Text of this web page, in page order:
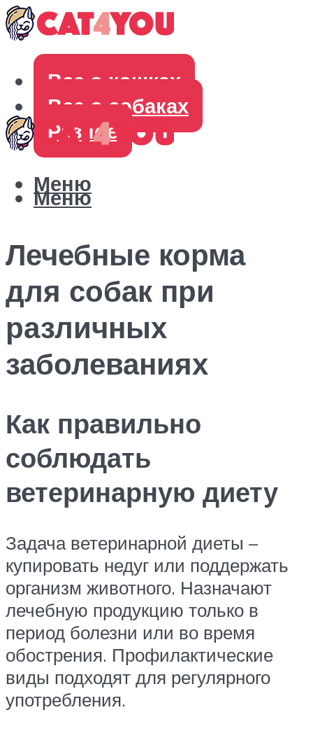
Все о кошках
Все о собаках
Разное
Меню
Меню
Лечебные корма
для собак при
различных
заболеваниях
Как правильно
соблюдать
ветеринарную диету
Задача ветеринарной диеты –
купировать недуг или поддержать
организм животного. Назначают
лечебную продукцию только в
период болезни или во время
обострения. Профилактические
виды подходят для регулярного
употребления.